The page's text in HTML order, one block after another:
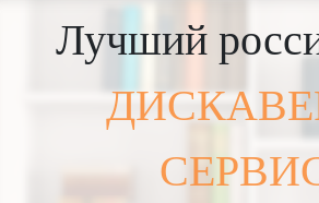
Лучший